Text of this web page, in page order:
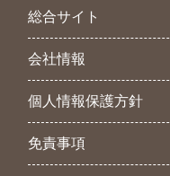
総合サイト
会社情報
個人情報保護方針
免責事項